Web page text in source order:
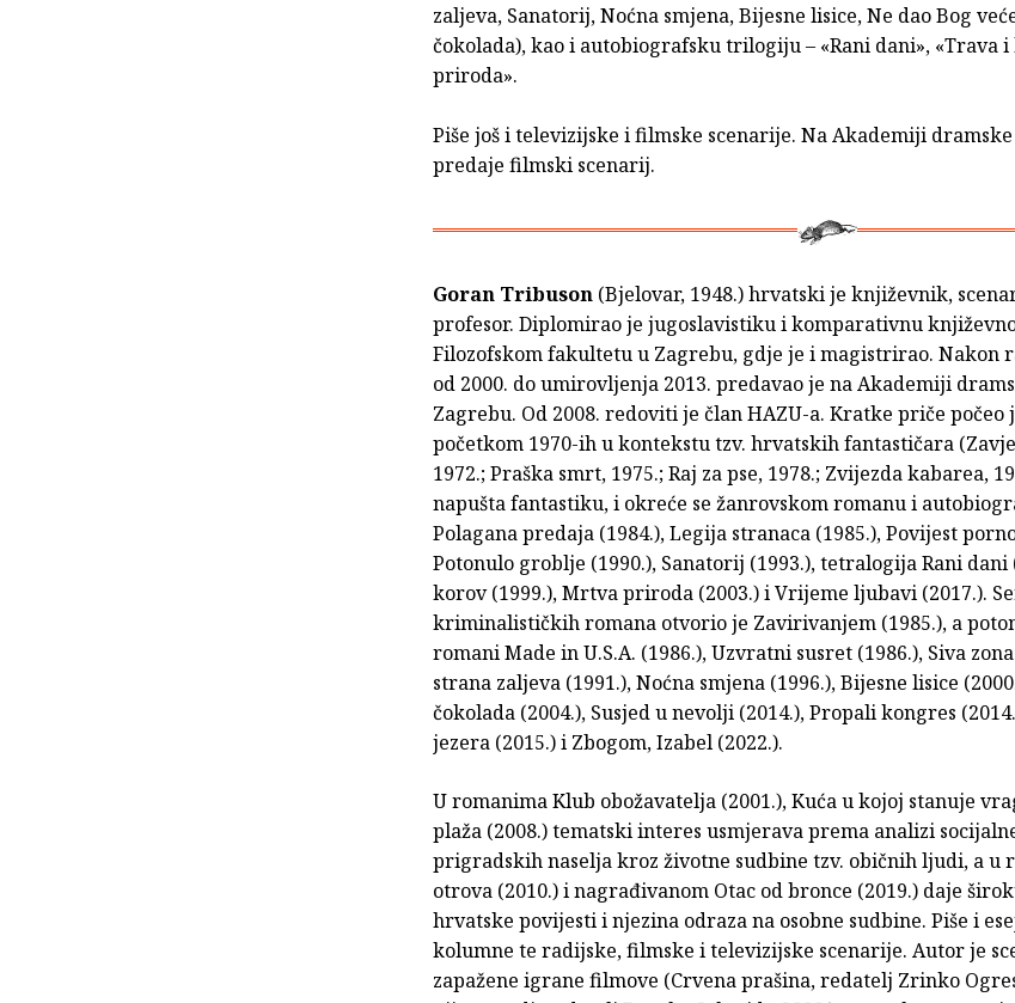
zaljeva, Sanatorij, Noćna smjena, Bijesne lisice, Ne dao Bog
čokolada), kao i autobiografsku trilogiju – «Rani dani», «Trava
priroda».
Piše još i televizijske i filmske scenarije. Na Akademiji
predaje filmski scenarij.
Goran Tribuson (Bjelovar, 1948.) hrvatski je književnik,
profesor. Diplomirao je jugoslavistiku i komparativnu
Filozofskom fakultetu u Zagrebu, gdje je i magistrirao. Nakon
od 2000. do umirovljenja 2013. predavao je na Akademiji
Zagrebu. Od 2008. redoviti je član HAZU-a. Kratke priče
početkom 1970-ih u kontekstu tzv. hrvatskih fantastičara
1972.; Praška smrt, 1975.; Raj za pse, 1978.; Zvijezda kabarea,
napušta fantastiku, i okreće se žanrovskom romanu i
Polagana predaja (1984.), Legija stranaca (1985.), Povijest
Potonulo groblje (1990.), Sanatorij (1993.), tetralogija Rani dani
korov (1999.), Mrtva priroda (2003.) i Vrijeme ljubavi (2017.).
kriminalističkih romana otvorio je Zavirivanjem (1985.), a
romani Made in U.S.A. (1986.), Uzvratni susret (1986.), Siva
strana zaljeva (1991.), Noćna smjena (1996.), Bijesne lisice
čokolada (2004.), Susjed u nevolji (2014.), Propali kongres
jezera (2015.) i Zbogom, Izabel (2022.).
U romanima Klub obožavatelja (2001.), Kuća u kojoj stanuje
plaža (2008.) tematski interes usmjerava prema analizi
prigradskih naselja kroz životne sudbine tzv. običnih ljudi, a u
otrova (2010.) i nagrađivanom Otac od bronce (2019.) daje
hrvatske povijesti i njezina odraza na osobne sudbine. Piše i
kolumne te radijske, filmske i televizijske scenarije. Autor je
zapažene igrane filmove (Crvena prašina, redatelj Zrinko